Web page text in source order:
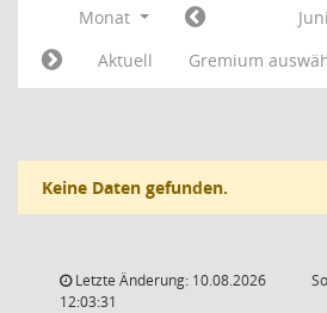
Monat Juni
Aktuell
Gremium
Keine Daten gefunden.
Letzte Änderung: 10.08.2026
12:03:31